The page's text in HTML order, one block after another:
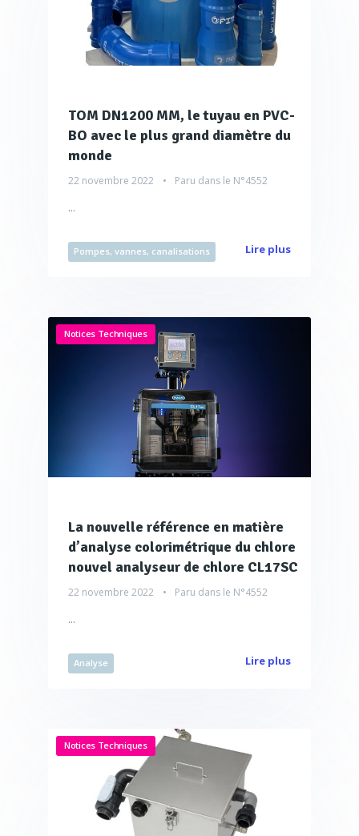
TOM DN1200 MM, le tuyau en PVC-
BO avec le plus grand diamètre du
monde
22 novembre 2022 Paru dans le N°4552
...
Pompes, vannes, canalisations Lire plus
Notices Techniques
La nouvelle référence en matière
d’analyse colorimétrique du chlore
nouvel analyseur de chlore CL17SC
22 novembre 2022 Paru dans le N°4552
...
Analyse Lire plus
Notices Techniques